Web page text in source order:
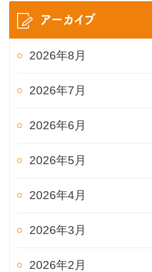
アーカイブ
2026年8月
2026年7月
2026年6月
2026年5月
2026年4月
2026年3月
2026年2月